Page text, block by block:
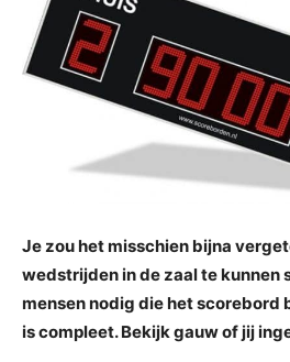
Je zou het misschien bijna
wedstrijden in de zaal te kunnen
mensen nodig die het scorebord
is compleet. Bekijk gauw of jij